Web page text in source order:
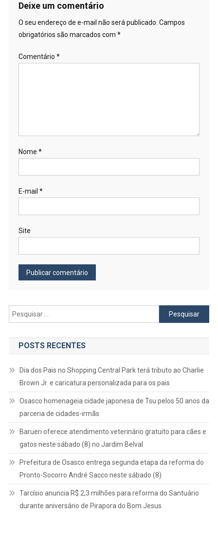
Deixe um comentário
O seu endereço de e-mail não será publicado. Campos
obrigatórios são marcados com *
Comentário *
Nome *
E-mail *
Site
Pesquisar
por:
POSTS RECENTES
Dia dos Pais no Shopping Central Park terá tributo ao Charlie
Brown Jr. e caricatura personalizada para os pais
Osasco homenageia cidade japonesa de Tsu pelos 50 anos da
parceria de cidades-irmãs
Barueri oferece atendimento veterinário gratuito para cães e
gatos neste sábado (8) no Jardim Belval
Prefeitura de Osasco entrega segunda etapa da reforma do
Pronto-Socorro André Sacco neste sábado (8)
Tarcísio anuncia R$ 2,3 milhões para reforma do Santuário
durante aniversário de Pirapora do Bom Jesus